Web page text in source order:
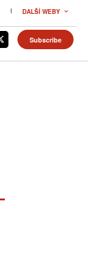
DALŠÍ WEBY
Subscribe